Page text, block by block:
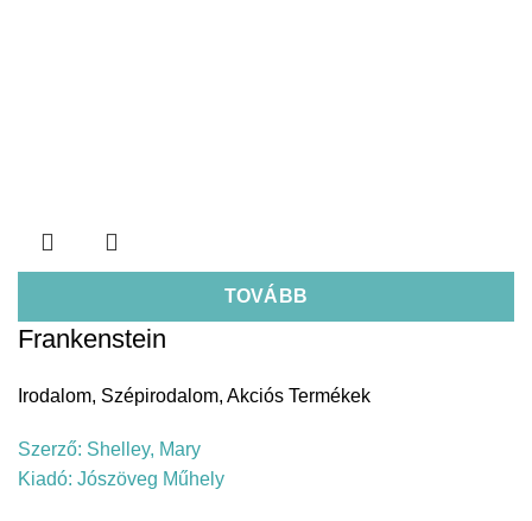
TOVÁBB
Frankenstein
Irodalom, Szépirodalom, Akciós Termékek
Szerző: Shelley, Mary
Kiadó: Jószöveg Műhely